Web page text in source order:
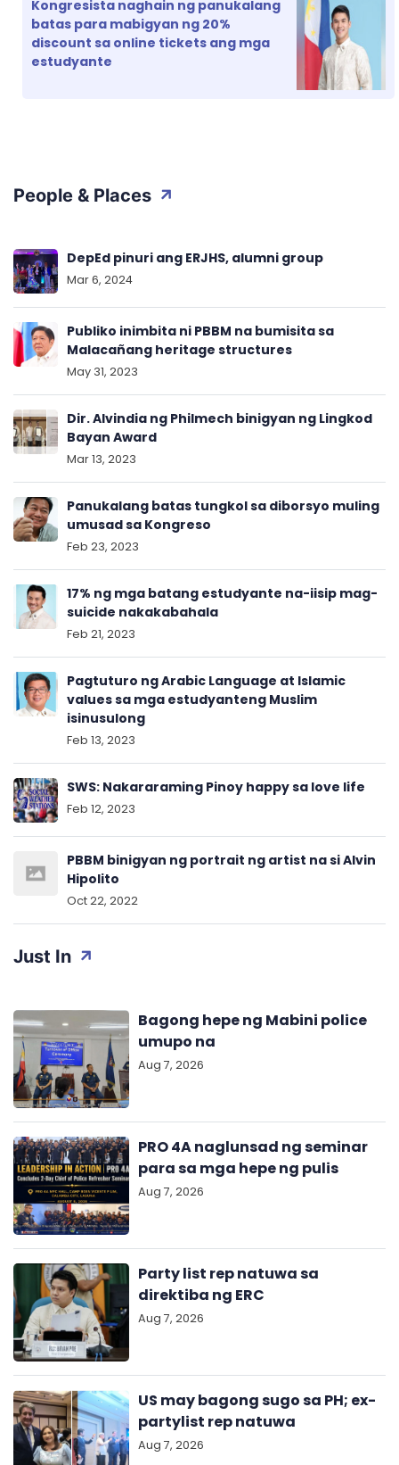
Just In
Bagong hepe ng Mabini police
umupo na
Aug 7, 2026
PRO 4A naglunsad ng seminar
para sa mga hepe ng pulis
Aug 7, 2026
Party list rep natuwa sa
direktiba ng ERC
Aug 7, 2026
US may bagong sugo sa PH; ex-
partylist rep natuwa
Aug 7, 2026
Kongresista naghain ng panukalang
batas para mabigyan ng 20%
discount sa online tickets ang mga
estudyante
People & Places
DepEd pinuri ang ERJHS, alumni group
Mar 6, 2024
Publiko inimbita ni PBBM na bumisita sa
Malacañang heritage structures
May 31, 2023
Dir. Alvindia ng Philmech binigyan ng Lingkod
Bayan Award
Mar 13, 2023
Panukalang batas tungkol sa diborsyo muling
umusad sa Kongreso
Feb 23, 2023
17% ng mga batang estudyante na-iisip mag-
suicide nakakabahala
Feb 21, 2023
Pagtuturo ng Arabic Language at Islamic
values sa mga estudyanteng Muslim
isinusulong
Feb 13, 2023
SWS: Nakararaming Pinoy happy sa love life
Feb 12, 2023
PBBM binigyan ng portrait ng artist na si Alvin
Hipolito
Oct 22, 2022